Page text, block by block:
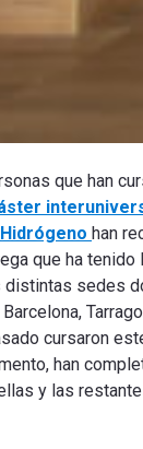
que han
han
que ha tenido
distintas sedes
cursaron
han
y las